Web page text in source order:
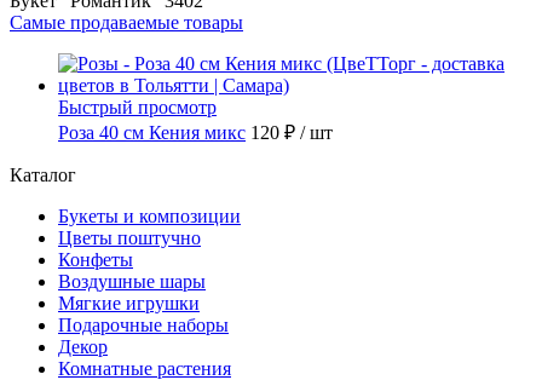
Самые продаваемые товары
Быстрый просмотр
Роза 40 см Кения микс 120 ₽ / шт
Каталог
Букеты и композиции
Цветы поштучно
Конфеты
Воздушные шары
Мягкие игрушки
Подарочные наборы
Декор
Комнатные растения